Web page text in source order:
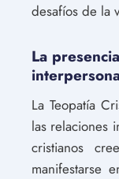
desafíos de la
La
La Teopatía
las relaciones
cristianos
manifestarse